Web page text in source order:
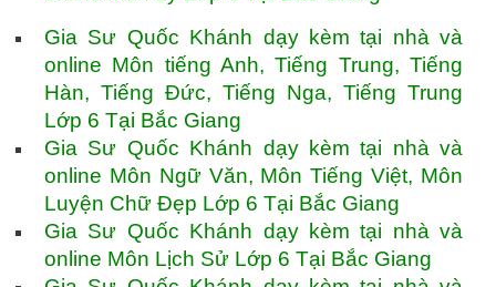
Gia Sư Quốc Khánh dạy kèm tại nhà và
online Môn tiếng Anh, Tiếng Trung, Tiếng
Hàn, Tiếng Đức, Tiếng Nga, Tiếng Trung
Lớp 6 Tại Bắc Giang
Gia Sư Quốc Khánh dạy kèm tại nhà và
online Môn Ngữ Văn, Môn Tiếng Việt, Môn
Luyện Chữ Đẹp Lớp 6 Tại Bắc Giang
Gia Sư Quốc Khánh dạy kèm tại nhà và
online Môn Lịch Sử Lớp 6 Tại Bắc Giang